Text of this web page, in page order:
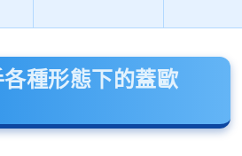
種形態下的蓋歐